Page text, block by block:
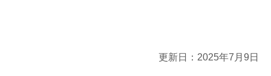
更新日： 2025年7月9日